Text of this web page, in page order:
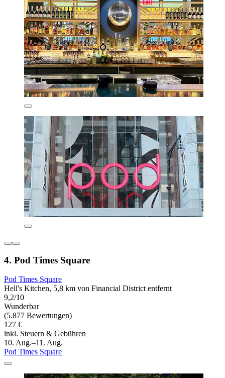
4. Pod Times Square
Pod Times Square
Hell's Kitchen, 5,8 km von Financial District entfernt
9,2/10
Wunderbar
(5.877 Bewertungen)
127 €
inkl. Steuern & Gebühren
10. Aug.–11. Aug.
Pod Times Square